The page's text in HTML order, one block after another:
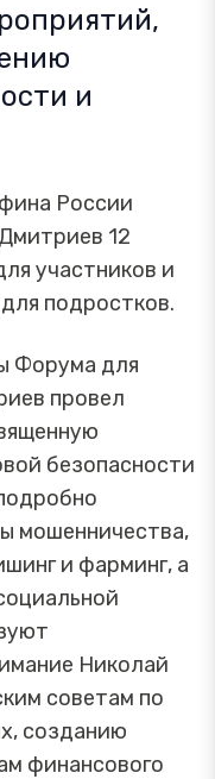
и
России
12
участников и
подростков.
Форума для
провел
безопасности
мошенничества,
и фарминг, а
Николай
советам по
созданию
финансового